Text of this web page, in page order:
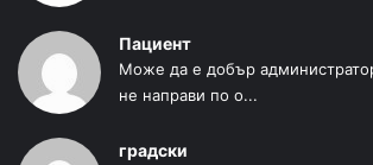
Пациент
Може да е добър
не направи по о...
градски